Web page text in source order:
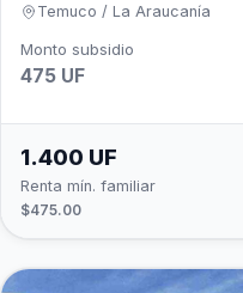
Temuco / La Araucanía
Monto subsidio
475 UF
1.400 UF
Renta mín. familiar
$475.00